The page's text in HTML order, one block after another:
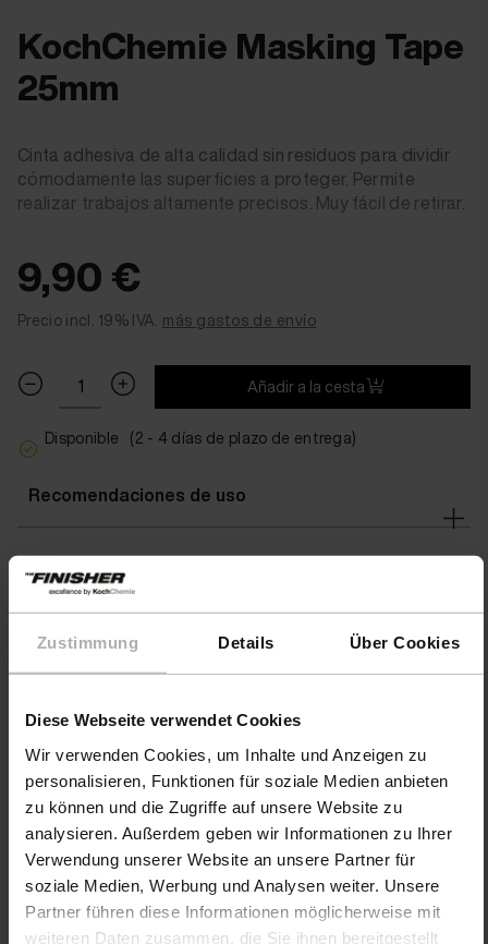
Zustimmung Details Über Cookies
Diese Webseite verwendet Cookies
Wir verwenden Cookies, um Inhalte und Anzeigen zu
personalisieren, Funktionen für soziale Medien anbieten
zu können und die Zugriffe auf unsere Website zu
analysieren. Außerdem geben wir Informationen zu Ihrer
Verwendung unserer Website an unsere Partner für
soziale Medien, Werbung und Analysen weiter. Unsere
Partner führen diese Informationen möglicherweise mit
weiteren Daten zusammen, die Sie ihnen bereitgestellt
KochChemie Masking Tape
25mm
Cinta adhesiva de alta calidad sin residuos para dividir
cómodamente las superficies a proteger. Permite
realizar trabajos altamente precisos. Muy fácil de retirar.
9,90 €
Precio incl. 19% IVA. más gastos de envío
Añadir a la cesta
Disponible (2 - 4 días de plazo de entrega)
Recomendaciones de uso
Áreas de aplicación
Advertencias